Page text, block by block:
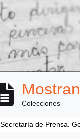
Colecciones
Remove filter:
Secretaría de Prensa.